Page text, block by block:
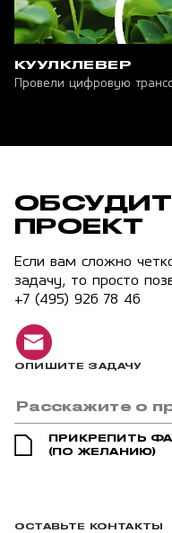
КУУЛКЛЕВЕР
Провели цифровую
ПРОЕКТ
Если вам сложно
задачу, то просто
+7 (495) 926 78 46
ОПИШИТЕ ЗАДАЧУ
ПРИКРЕПИТЬ
(ПО ЖЕЛАНИЮ)
ОСТАВЬТЕ КОНТАКТЫ